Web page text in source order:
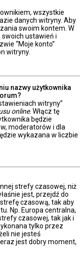
wszystkie
danych witryny. Aby
swoim kontem. W
ustawień i
“Moje konto”
witryny.
nazwy użytkownika
witryny”
online. Włącz tę
będzie
moderatorów i dla
wykazana w liczbie
strefy czasowej, niż
jest, przejdź do
czasową, tak aby
Np. Europa centralna,
czasowej, tak jak i
tylko przez
nie jesteś
jest dobry moment,